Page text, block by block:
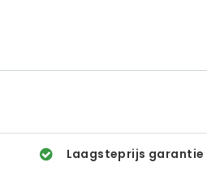
Laagsteprijs garantie